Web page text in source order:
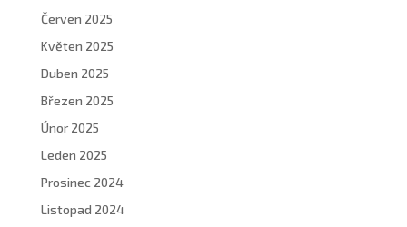
Červen 2025
Květen 2025
Duben 2025
Březen 2025
Únor 2025
Leden 2025
Prosinec 2024
Listopad 2024